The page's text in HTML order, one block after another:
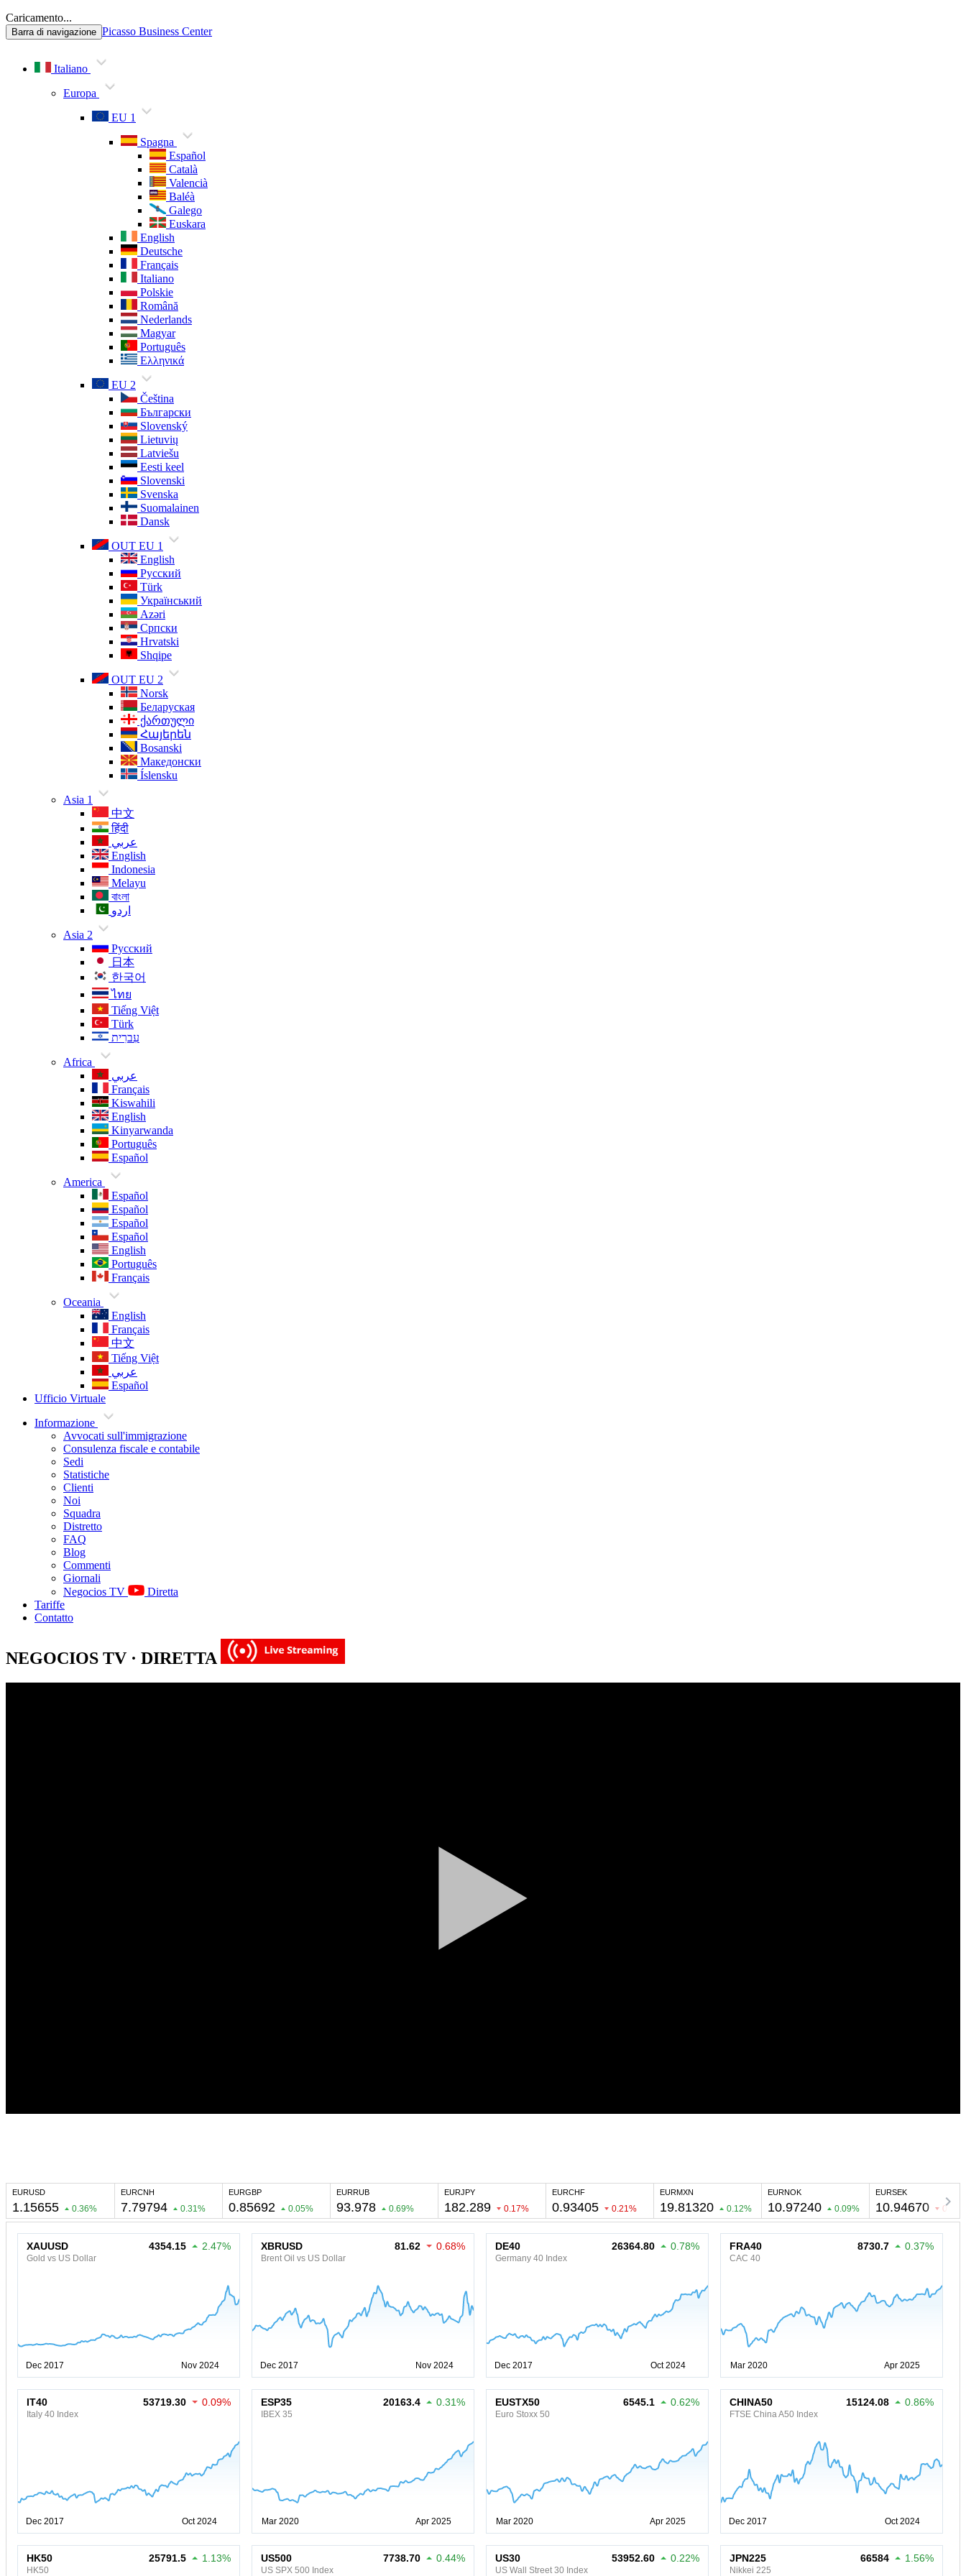
Caricamento...
Barra di navigazione Picasso Business Center
Italiano
Europa
EU 1
Spagna
Español
Català
Valencià
Baléà
Galego
Euskara
English
Deutsche
Français
Italiano
Polskie
Română
Nederlands
Magyar
Português
Ελληνικά
EU 2
Čeština
Български
Slovenský
Lietuvių
Latviešu
Eesti keel
Slovenski
Svenska
Suomalainen
Dansk
OUT EU 1
English
Русский
Türk
Український
Azəri
Српски
Hrvatski
Shqipe
OUT EU 2
Norsk
Беларуская
ქართული
Հայերեն
Bosanski
Македонски
Íslensku
Asia 1
中文
हिंदी
عربي
English
Indonesia
Melayu
বাংলা
اردو
Asia 2
Русский
日本
한국어
ไทย
Tiếng Việt
Türk
עִברִית
Africa
عربي
Français
Kiswahili
English
Kinyarwanda
Português
Español
America
Español
Español
Español
Español
English
Português
Français
Oceania
English
Français
中文
Tiếng Việt
عربي
Español
Ufficio Virtuale
Informazione
Avvocati sull'immigrazione
Consulenza fiscale e contabile
Sedi
Statistiche
Clienti
Noi
Squadra
Distretto
FAQ
Blog
Commenti
Giornali
Negocios TV
Diretta
Tariffe
Contatto
NEGOCIOS TV · DIRETTA